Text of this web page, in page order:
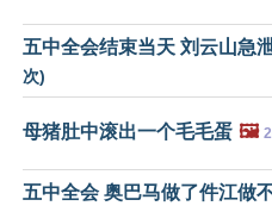
五中全会结束当天 刘云山急
次)
母猪肚中滚出一个毛毛蛋 🖼️
五中全会 奥巴马做了件江做